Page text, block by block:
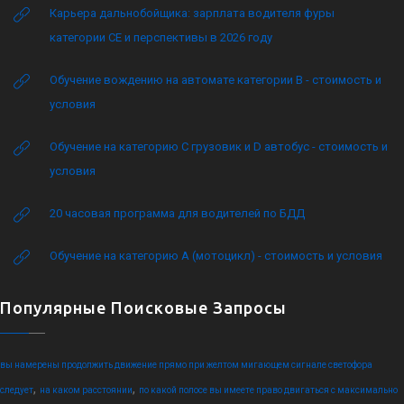
Карьера дальнобойщика: зарплата водителя фуры
категории CE и перспективы в 2026 году
Обучение вождению на автомате категории B - стоимость и
условия
Обучение на категорию C грузовик и D автобус - стоимость и
условия
20 часовая программа для водителей по БДД
Обучение на категорию А (мотоцикл) - стоимость и условия
Популярные Поисковые Запросы
вы намерены продолжить движение прямо при желтом мигающем сигнале светофора
следует, на каком расстоянии, по какой полосе вы имеете право двигаться с максимально